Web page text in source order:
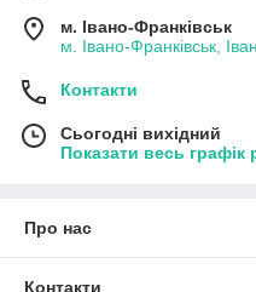
м. Івано-Франківськ
м. Івано-Франківськ,
Контакти
Сьогодні вихідний
Показати весь графік
Про нас
Контакти